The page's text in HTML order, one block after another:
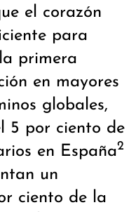
el corazón
para
primera
en mayores
globales,
5 por ciento de
en España2
un
ciento de la